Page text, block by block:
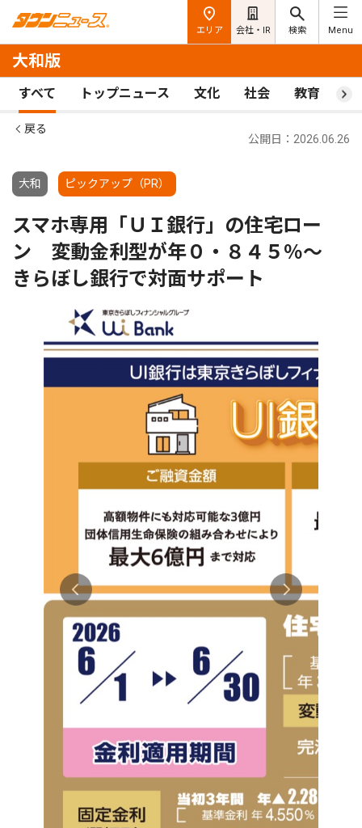
エリア 会社・IR 検索 Menu
大和版
すべて トップニュース 文化 社会 教育 ス
戻る
大和 ピックアップ（PR）
公開日：2026.06.26
スマホ専用「ＵＩ銀行」の住宅ロー
ン 変動金利型が年０・８４５％〜
きらぼし銀行で対面サポート